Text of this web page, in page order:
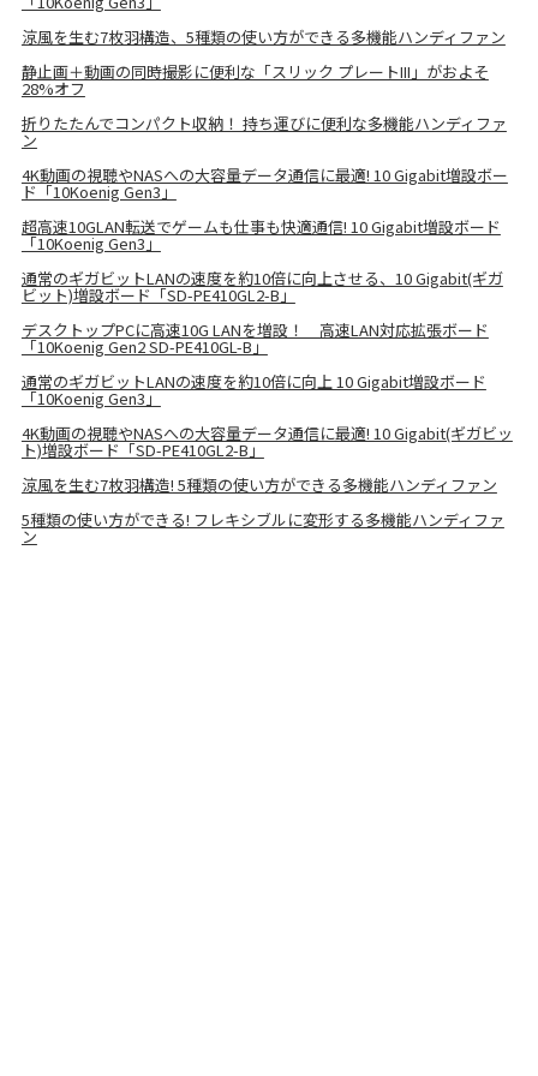
涼風を生む7枚羽構造、5種類の使い方ができる多機能ハンディファン
静止画＋動画の同時撮影に便利な「スリック プレートIII」がおよそ
28%オフ
折りたたんでコンパクト収納！ 持ち運びに便利な多機能ハンディファ
ン
4K動画の視聴やNASへの大容量データ通信に最適! 10 Gigabit増設ボー
ド「10Koenig Gen3」
超高速10GLAN転送でゲームも仕事も快適通信! 10 Gigabit増設ボード
「10Koenig Gen3」
通常のギガビットLANの速度を約10倍に向上させる、10 Gigabit(ギガ
ビット)増設ボード「SD-PE410GL2-B」
デスクトップPCに高速10G LANを増設！ 高速LAN対応拡張ボード
「10Koenig Gen2 SD-PE410GL-B」
通常のギガビットLANの速度を約10倍に向上 10 Gigabit増設ボード
「10Koenig Gen3」
4K動画の視聴やNASへの大容量データ通信に最適! 10 Gigabit(ギガビッ
ト)増設ボード「SD-PE410GL2-B」
涼風を生む7枚羽構造! 5種類の使い方ができる多機能ハンディファン
5種類の使い方ができる! フレキシブルに変形する多機能ハンディファ
ン